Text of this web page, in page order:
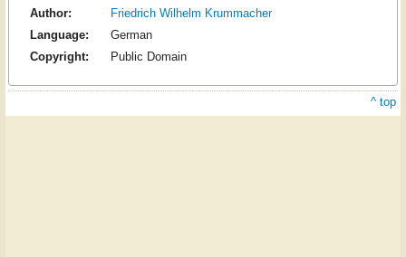
Author:
Friedrich Wilhelm Krummacher
Language:
German
Copyright:
Public Domain
^ top